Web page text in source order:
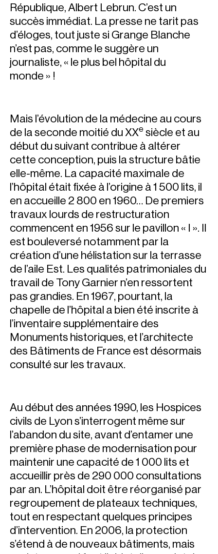
République, Albert Lebrun. C’est un
succès immédiat. La presse ne tarit pas
d’éloges, tout juste si Grange Blanche
n’est pas, comme le suggère un
journaliste, « le plus bel hôpital du
monde » !
Mais l’évolution de la médecine au cours
de la seconde moitié du XXe siècle et au
début du suivant contribue à altérer
cette conception, puis la structure bâtie
elle-même. La capacité maximale de
l’hôpital était fixée à l’origine à 1 500 lits, il
en accueille 2 800 en 1960… De premiers
travaux lourds de restructuration
commencent en 1956 sur le pavillon « I ». Il
est bouleversé notamment par la
création d’une hélistation sur la terrasse
de l’aile Est. Les qualités patrimoniales du
travail de Tony Garnier n’en ressortent
pas grandies. En 1967, pourtant, la
chapelle de l’hôpital a bien été inscrite à
l’inventaire supplémentaire des
Monuments historiques, et l’architecte
des Bâtiments de France est désormais
consulté sur les travaux.
Au début des années 1990, les Hospices
civils de Lyon s’interrogent même sur
l’abandon du site, avant d’entamer une
première phase de modernisation pour
maintenir une capacité de 1 000 lits et
accueillir près de 290 000 consultations
par an. L’hôpital doit être réorganisé par
regroupement de plateaux techniques,
tout en respectant quelques principes
d’intervention. En 2006, la protection
s’étend à de nouveaux bâtiments, mais